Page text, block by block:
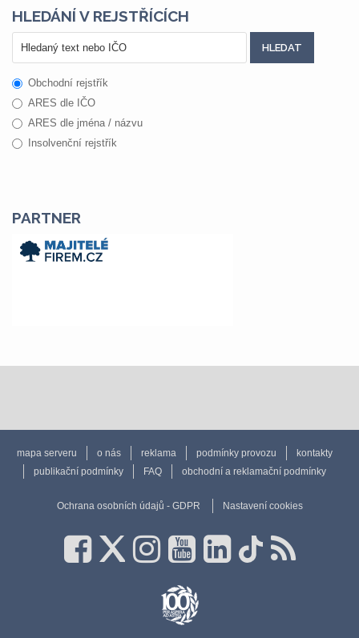
HLEDÁNÍ V REJSTŘÍCÍCH
Obchodní rejstřík
ARES dle IČO
ARES dle jména / názvu
Insolvenční rejstřík
PARTNER
mapa serveru o nás reklama podmínky provozu
kontakty
publikační podmínky
FAQ obchodní a reklamační podmínky
Ochrana osobních údajů - GDPR Nastavení cookies